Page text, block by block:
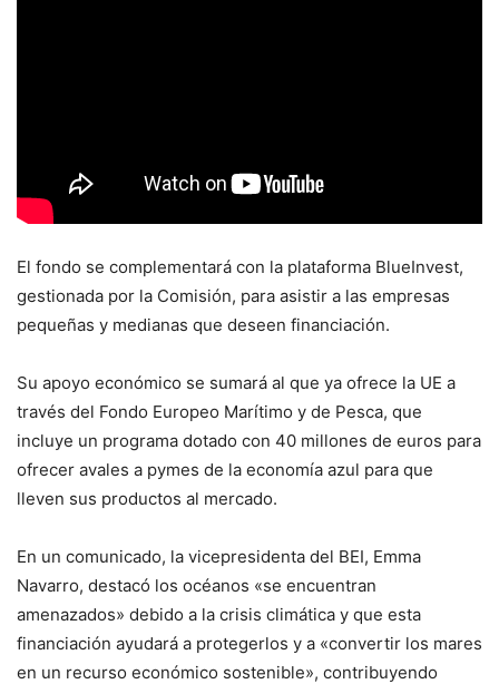
El fondo se complementará con la plataforma BlueInvest,
gestionada por la Comisión, para asistir a las empresas
pequeñas y medianas que deseen financiación.
Su apoyo económico se sumará al que ya ofrece la UE a
través del Fondo Europeo Marítimo y de Pesca, que
incluye un programa dotado con 40 millones de euros para
ofrecer avales a pymes de la economía azul para que
lleven sus productos al mercado.
En un comunicado, la vicepresidenta del BEI, Emma
Navarro, destacó los océanos «se encuentran
amenazados» debido a la crisis climática y que esta
financiación ayudará a protegerlos y a «convertir los mares
en un recurso económico sostenible», contribuyendo